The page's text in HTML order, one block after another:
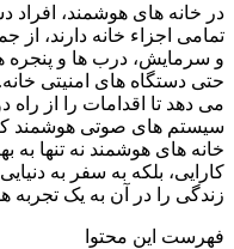
در خانه‌ های هوشمند،
تمامی اجزاء خانه دارند،
و سرمایش، درب‌ ها و پنجره‌
حتی دستگاه‌ های امنیتی
می دهد تا اقدامات را از راه
سیستم‌ های صوتی هوشمند
خانه‌ های هوشمند نه تنها
کارایی، بلکه به سفر به
زندگی را در آن به یک تجربه
فهرست این محتوا